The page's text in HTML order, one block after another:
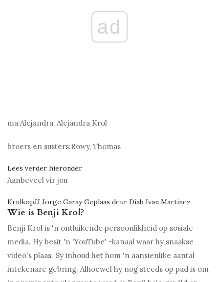
ad
ma:Alejandra, Alejandra Krol
broers en susters:Rowy, Thomas
Lees verder hieronder
Aanbeveel vir jou
KrulkopJJ Jorge Garay Geplaas deur Diab Ivan Martinez
Wie is Benji Krol?
Benji Krol is 'n ontluikende persoonlikheid op sosiale
media. Hy besit 'n 'YouTube' -kanaal waar hy snaakse
video's plaas. Sy inhoud het hom 'n aansienlike aantal
intekenare gebring. Alhoewel hy nog steeds op pad is om